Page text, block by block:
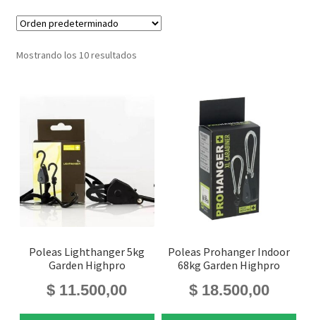
Mostrando los 10 resultados
Poleas Lighthanger 5kg
Garden Highpro
$ 11.500,00
Poleas Prohanger Indoor
68kg Garden Highpro
$18.500,00